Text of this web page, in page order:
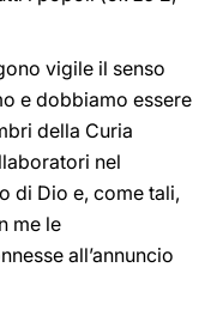
vigile il senso
e dobbiamo essere
della Curia
nel
di Dio e, come tali,
me le
all’annuncio